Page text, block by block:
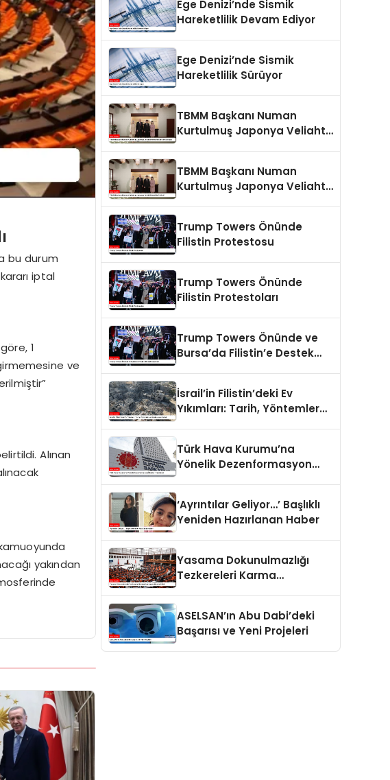
bu durum
iptal
1
ve
Alınan
yakından
Ege Denizi’nde Sismik
Hareketlilik Devam Ediyor
Ege Denizi’nde Sismik
Hareketlilik Sürüyor
TBMM Başkanı Numan
Kurtulmuş Japonya Veliaht
TBMM Başkanı Numan
Kurtulmuş Japonya Veliaht
Trump Towers Önünde
Filistin Protestosu
Trump Towers Önünde
Filistin Protestoları
Trump Towers Önünde ve
Bursa’da Filistin’e Destek
İsrail’in Filistin’deki Ev
Yıkımları: Tarih, Yöntemler
Türk Hava Kurumu’na
Yönelik Dezenformasyon
‘Ayrıntılar Geliyor…’ Başlıklı
Yeniden Hazırlanan Haber
Yasama Dokunulmazlığı
Tezkereleri Karma
ASELSAN’ın Abu Dabi’deki
Başarısı ve Yeni Projeleri